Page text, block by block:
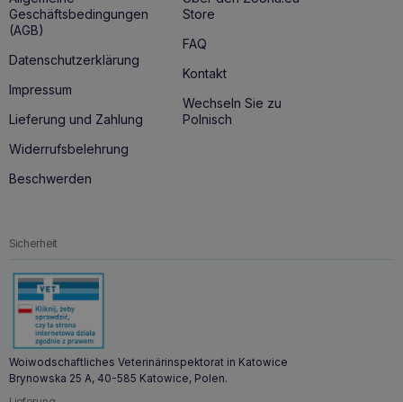
Geschäftsbedingungen
(AGB)
Datenschutzerklärung
Impressum
Lieferung und Zahlung
Widerrufsbelehrung
Beschwerden
Store
FAQ
Kontakt
Wechseln Sie zu
Polnisch
Sicherheit
Woiwodschaftliches Veterinärinspektorat in Katowice
Brynowska 25 A, 40-585 Katowice, Polen.